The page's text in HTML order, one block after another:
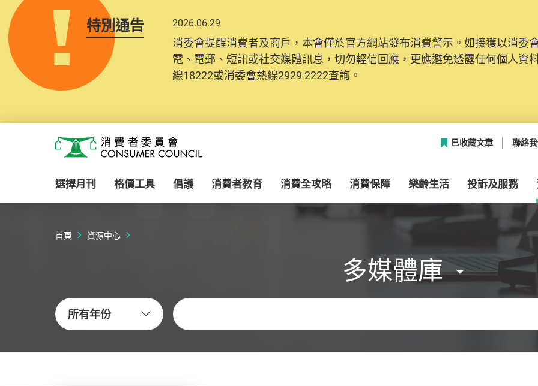
特別通告 2026.06.29
消委會提醒消費者及商戶，本會僅於官方網站發布消費警示。如接獲以消委
電、電郵、短訊或社交媒體訊息，切勿輕信回應，更應避免透露任何個人資
線18222或消委會熱線2929 2222查詢。
2025.10.31
為提升使用者體驗及網絡安全，本會的投訴處理系統已經進行升級及推出
消費者需要提供基本聯絡資料（包括姓名、電郵及電話）註冊帳戶，才可提
紀錄將清晰整合於帳戶中，方便日後作出跟進。
消費者委員會
已收藏文章 聯絡
選擇月刊 格價工具 倡議 消費者教育 消費全攻略 消費保障 樂齡生活 投訴及服務
首頁 資源中心
多媒體庫
所有年份
關鍵字